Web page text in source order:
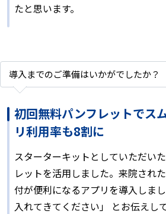
たと思います。
導入までのご準備はいかがでしたか？
初回無料パンフレットでス
リ利用率も8割に
スターターキットとしていただい
レットを活用しました。来院され
付が便利になるアプリを導入しま
入れてきてください」 とお伝えし